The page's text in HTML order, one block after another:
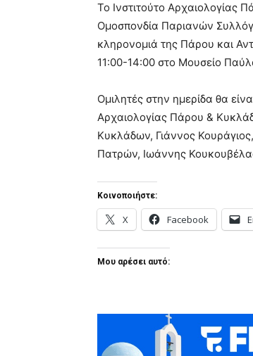
Το Ινστιτούτο Αρχαιολογίας
Ομοσπονδία Παριανών
κληρονομιά της Πάρου και
11:00-14:00 στο Μουσείο
Ομιλητές στην ημερίδα θα
Αρχαιολογίας Πάρου &
Κυκλάδων, Γιάννος
Πατρών, Ιωάννης
Κοινοποιήστε:
X Facebook
Μου αρέσει αυτό: